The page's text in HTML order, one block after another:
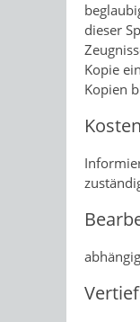
dieser
Kopie
Kopien
Kosten